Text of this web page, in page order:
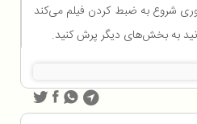
شروع به ضبط کردن فیلم می‌کند
به بخش‌های دیگر پرش کنید.